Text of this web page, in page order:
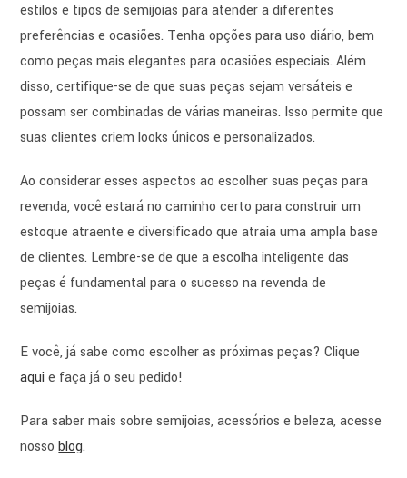
estilos e tipos de semijoias para atender a diferentes
preferências e ocasiões. Tenha opções para uso diário, bem
como peças mais elegantes para ocasiões especiais. Além
disso, certifique-se de que suas peças sejam versáteis e
possam ser combinadas de várias maneiras. Isso permite que
suas clientes criem looks únicos e personalizados.
Ao considerar esses aspectos ao escolher suas peças para
revenda, você estará no caminho certo para construir um
estoque atraente e diversificado que atraia uma ampla base
de clientes. Lembre-se de que a escolha inteligente das
peças é fundamental para o sucesso na revenda de
semijoias.
E você, já sabe como escolher as próximas peças? Clique
aqui e faça já o seu pedido!
Para saber mais sobre semijoias, acessórios e beleza, acesse
nossoblog.